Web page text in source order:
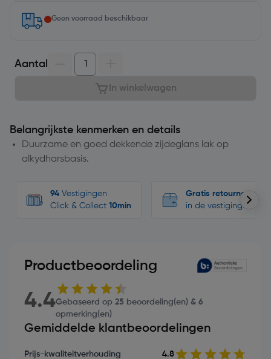
Geen voorraad beschikbaar
Aantal
In winkelwagen
Belangrijkste kenmerken en details
Duurzame en goed dekkende zijdeglans lak op
alkydharsbasis.
94 Vestigingen
Click & Collect 10min
Gratis retourneren
in de vestigingen
Productbeoordeling
4.4Gebaseerd op 25 beoordeling(en) & 6
opmerking(en)
Gemiddelde klantbeoordelingen
Prijs-kwaliteitverhouding 4.8